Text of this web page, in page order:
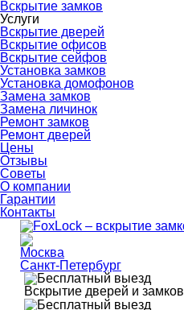
Вскрытие замков
Услуги
Вскрытие дверей
Вскрытие офисов
Вскрытие сейфов
Установка замков
Установка домофонов
Замена замков
Замена личинок
Ремонт замков
Ремонт дверей
Цены
Отзывы
Советы
О компании
Гарантии
Контакты
Москва
Санкт-Петербург
Вскрытие дверей и замков